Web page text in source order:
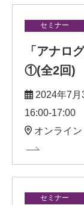
セミナー
「アナロ
①(全2回)
2024年7
16:00-17:00
オンライ
セミナー